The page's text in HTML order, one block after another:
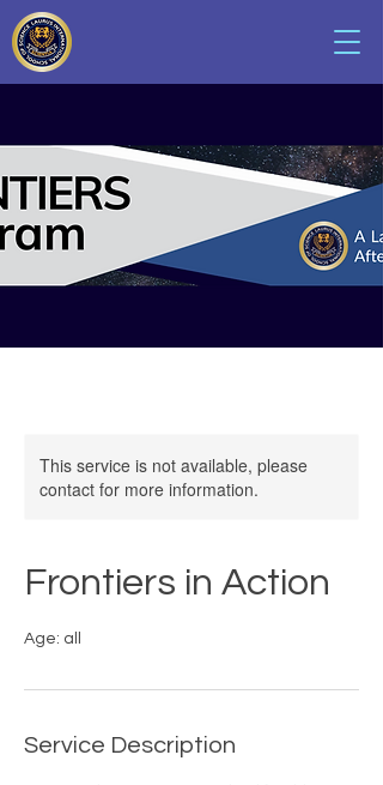
This service is not available, please
contact for more information.
Frontiers in Action
Age: all
Service Description